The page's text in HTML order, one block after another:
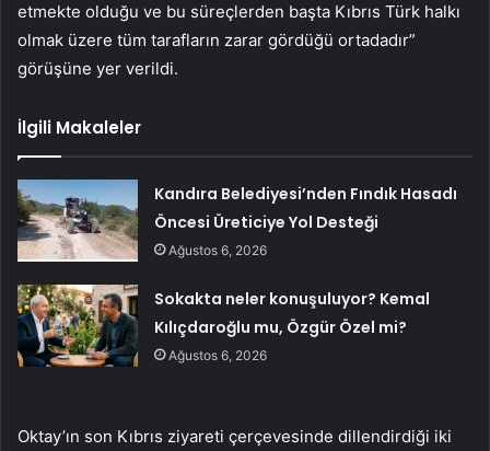
etmekte olduğu ve bu süreçlerden başta Kıbrıs Türk halkı
olmak üzere tüm tarafların zarar gördüğü ortadadır”
görüşüne yer verildi.
İlgili Makaleler
Kandıra Belediyesi’nden Fındık Hasadı
Öncesi Üreticiye Yol Desteği
Ağustos 6, 2026
Sokakta neler konuşuluyor? Kemal
Kılıçdaroğlu mu, Özgür Özel mi?
Ağustos 6, 2026
Oktay’ın son Kıbrıs ziyareti çerçevesinde dillendirdiği iki